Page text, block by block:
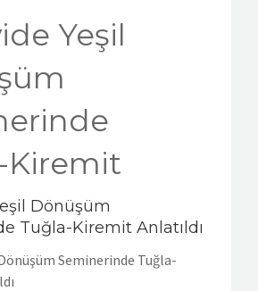
Yeşil
Kiremit
Dönüşüm
Tuğla-Kiremit Anlatıldı
Seminerinde Tuğla-